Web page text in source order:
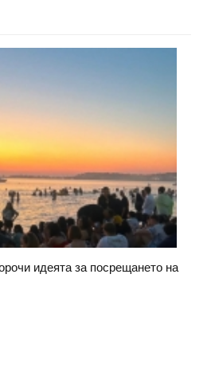
идеята за посрещането на